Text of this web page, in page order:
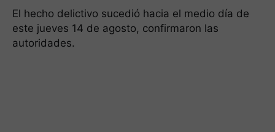
El hecho delictivo sucedió hacia el medio día de
este jueves 14 de agosto, confirmaron las
autoridades.